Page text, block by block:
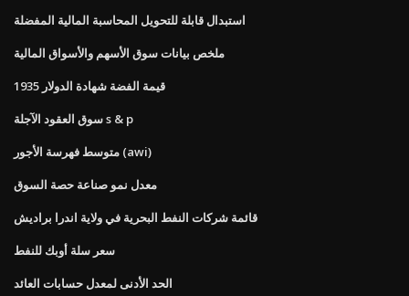
استبدال قابلة للتحويل المحاسبة المالية المفضلة
ملخص بيانات سوق الأسهم والأسواق المالية
قيمة الفضة شهادة الدولار 1935
سوق العقود الآجلة s & p
متوسط ​​فهرسة الأجور (awi)
معدل نمو صناعة حصة السوق
قائمة شركات النفط البحرية في ولاية اندرا براديش
سعر سلة أوبك للنفط
الحد الأدنى لمعدل حسابات العائد